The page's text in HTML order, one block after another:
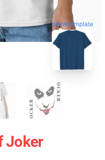
blank template
Joker